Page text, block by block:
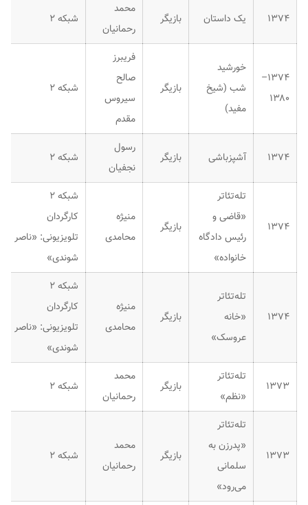
۱۳۷۴ یک داستان بازیگر
محمد
رحمانیان
شبکه ۲
۱۳۷۴–
۱۳۸۰
خورشید
شب (شیخ
مفید)
بازیگر
فریبرز
صالح
سیروس
مقدم
شبکه ۲
۱۳۷۴ آشپزباشی بازیگر
رسول
نجفیان
شبکه ۲
۱۳۷۴
تله‌تئاتر
«قاضی و
رئیس دادگاه
خانواده»
بازیگر
منیژه
محامدی
شبکه ۲
کارگردان
تلویزیونی: «ناصر
شوندی»
۱۳۷۴
تله‌تئاتر
«خانه
عروسک»
بازیگر
منیژه
محامدی
شبکه ۲
کارگردان
تلویزیونی: «ناصر
شوندی»
۱۳۷۳
تله‌تئاتر
«نظم»
بازیگر
محمد
رحمانیان
شبکه ۲
۱۳۷۳
تله‌تئاتر
«پدرزن به
سلمانی
می‌رود»
بازیگر
محمد
رحمانیان
شبکه ۲